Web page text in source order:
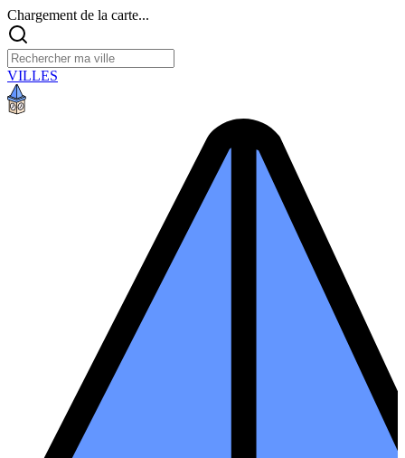
Chargement de la carte...
VILLES